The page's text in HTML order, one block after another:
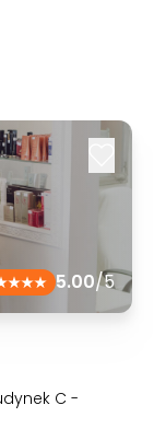
5.00/5
C -